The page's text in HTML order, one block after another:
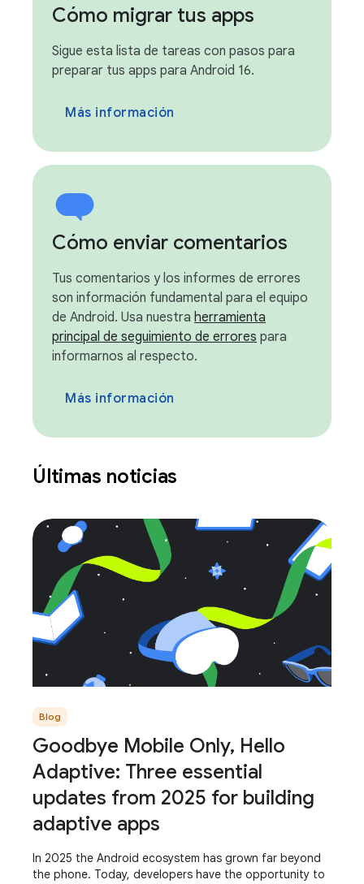
Cómo migrar tus apps
Sigue esta lista de tareas con pasos para
preparar tus apps para Android 16.
Más información
Cómo enviar comentarios
Tus comentarios y los informes de errores
son información fundamental para el equipo
de Android. Usa nuestra herramienta
principal de seguimiento de errores para
informarnos al respecto.
Más información
Últimas noticias
Blog
Goodbye Mobile Only, Hello
Adaptive: Three essential
updates from 2025 for building
adaptive apps
In 2025 the Android ecosystem has grown far beyond
the phone. Today, developers have the opportunity to